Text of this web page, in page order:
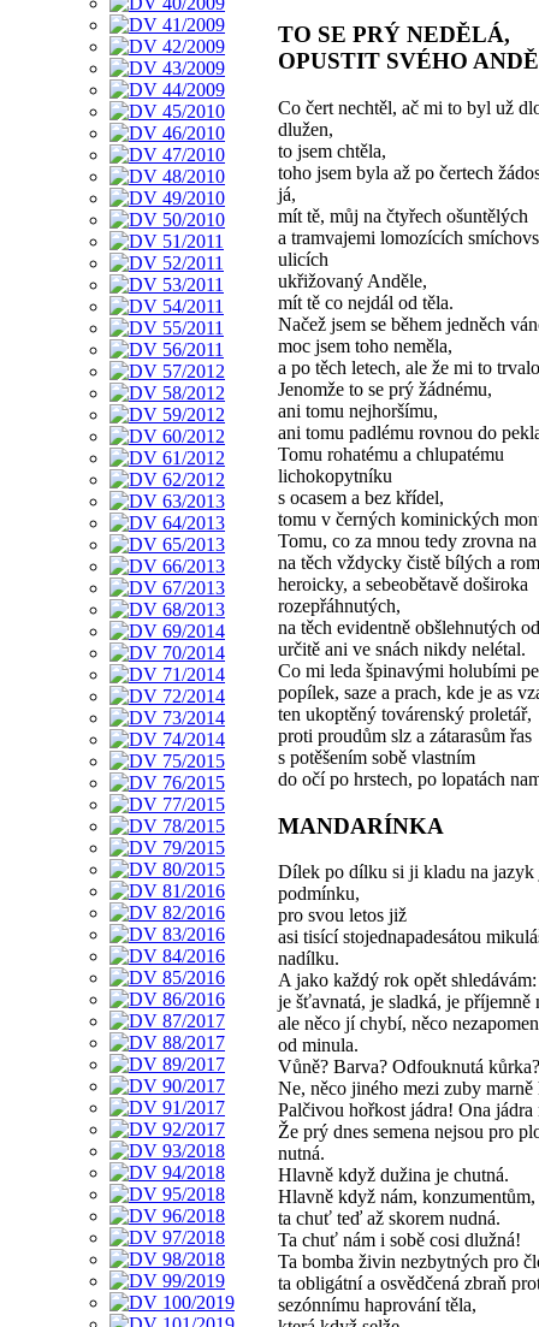
TO SE PRÝ NEDĚLÁ,
OPUSTIT SVÉHO
Co čert nechtěl, ač mi to byl už
dlužen,
to jsem chtěla,
toho jsem byla až po čertech
já,
mít tě, můj na čtyřech ošuntělých
a tramvajemi lomozících
ulicích
ukřižovaný Anděle,
mít tě co nejdál od těla.
Načež jsem se během jedněch
moc jsem toho neměla,
a po těch letech, ale že mi to
Jenomže to se prý žádnému,
ani tomu nejhoršímu,
ani tomu padlému rovnou do
Tomu rohatému a chlupatému
lichokopytníku
s ocasem a bez křídel,
tomu v černých kominických
Tomu, co za mnou tedy zrovna
na těch vždycky čistě bílých a
heroicky, a sebeobětavě doširoka
rozepřáhnutých,
na těch evidentně obšlehnutých
určitě ani ve snách nikdy nelétal.
Co mi leda špinavými holubími
popílek, saze a prach, kde je as
ten ukoptěný továrenský proletář,
proti proudům slz a zátarasům řas
s potěšením sobě vlastním
do očí po hrstech, po lopatách
MANDARÍNKA
Dílek po dílku si ji kladu na jazyk
podmínku,
pro svou letos již
asi tisící stojednapadesátou
nadílku.
A jako každý rok opět shledávám:
je šťavnatá, je sladká, je příjemně
ale něco jí chybí, něco
od minula.
Vůně? Barva? Odfouknutá kůrka?
Ne, něco jiného mezi zuby marně
Palčivou hořkost jádra! Ona jádra
Že prý dnes semena nejsou pro
nutná.
Hlavně když dužina je chutná.
Hlavně když nám, konzumentům,
ta chuť teď až skorem nudná.
Ta chuť nám i sobě cosi dlužná!
Ta bomba živin nezbytných pro
ta obligátní a osvědčená zbraň
sezónnímu haprování těla,